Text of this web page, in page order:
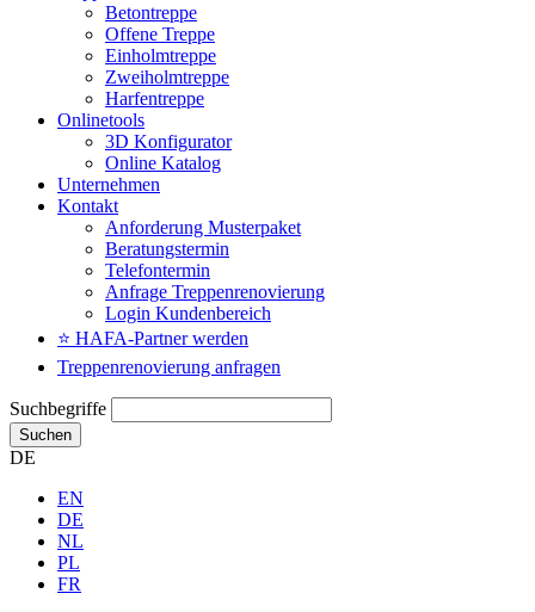
Betontreppe
Offene Treppe
Einholmtreppe
Zweiholmtreppe
Harfentreppe
Onlinetools
3D Konfigurator
Online Katalog
Unternehmen
Kontakt
Anforderung Musterpaket
Beratungstermin
Telefontermin
Anfrage Treppenrenovierung
Login Kundenbereich
⭐ HAFA-Partner werden
Treppenrenovierung anfragen
Suchbegriffe
Suchen
DE
EN
DE
NL
PL
FR